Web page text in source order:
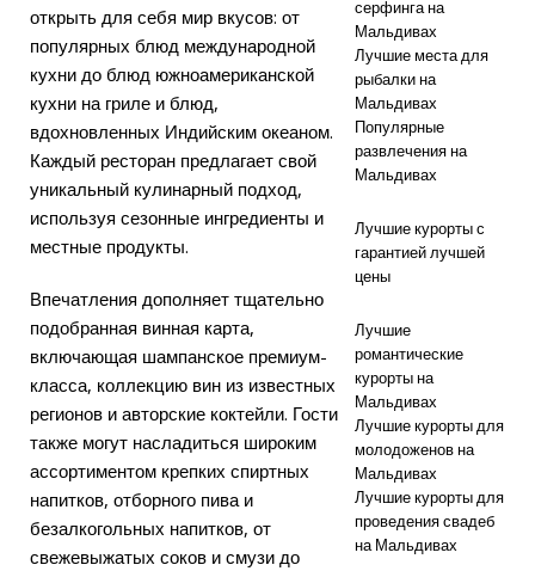
отдых с
изучением
подводного
мира.
5-
открыть для себя мир вкусов: от
популярных блюд международной
кухни до блюд южноамериканской
кухни на гриле и блюд,
вдохновленных Индийским океаном.
Каждый ресторан предлагает свой
уникальный кулинарный подход,
используя сезонные ингредиенты и
местные продукты.
Впечатления дополняет тщательно
подобранная винная карта,
включающая шампанское премиум-
класса, коллекцию вин из известных
регионов и авторские коктейли. Гости
также могут насладиться широким
ассортиментом крепких спиртных
напитков, отборного пива и
безалкогольных напитков, от
свежевыжатых соков и смузи до
серфинга на
Мальдивах
Лучшие места для
рыбалки на
Мальдивах
Популярные
развлечения на
Мальдивах
Лучшие курорты с
гарантией лучшей
цены
Лучшие
романтические
курорты на
Мальдивах
Лучшие курорты для
молодоженов на
Мальдивах
Лучшие курорты для
проведения свадеб
на Мальдивах